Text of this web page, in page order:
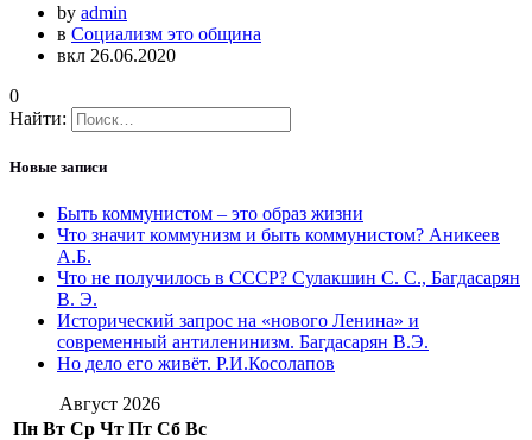
by admin
в Социализм это община
вкл 26.06.2020
0
Найти:
Новые записи
Быть коммунистом – это образ жизни
Что значит коммунизм и быть коммунистом? Аникеев
А.Б.
Что не получилось в СССР? Сулакшин С. С., Багдасарян
В. Э.
Исторический запрос на «нового Ленина» и
современный антиленинизм. Багдасарян В.Э.
Но дело его живёт. Р.И.Косолапов
Август 2026
Пн Вт Ср Чт Пт Сб Вс